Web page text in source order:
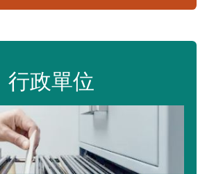
行政單位